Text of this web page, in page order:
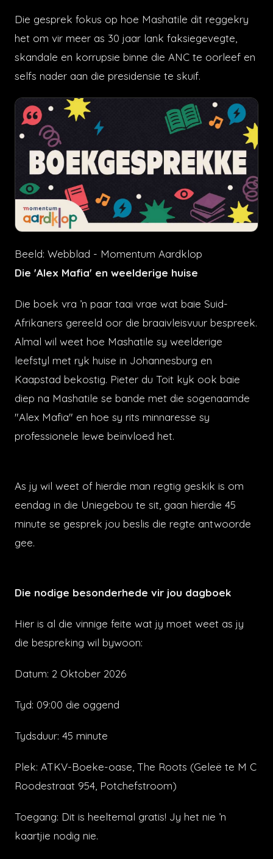
Die gesprek fokus op hoe Mashatile dit reggekry
het om vir meer as 30 jaar lank faksiegevegte,
skandale en korrupsie binne die ANC te oorleef en
selfs nader aan die presidensie te skuif.
Beeld: Webblad - Momentum Aardklop
Die 'Alex Mafia' en weelderige huise
Die boek vra ’n paar taai vrae wat baie Suid-
Afrikaners gereeld oor die braaivleisvuur bespreek.
Almal wil weet hoe Mashatile sy weelderige
leefstyl met ryk huise in Johannesburg en
Kaapstad bekostig. Pieter du Toit kyk ook baie
diep na Mashatile se bande met die sogenaamde
"Alex Mafia" en hoe sy rits minnaresse sy
professionele lewe beïnvloed het.
As jy wil weet of hierdie man regtig geskik is om
eendag in die Uniegebou te sit, gaan hierdie 45
minute se gesprek jou beslis die regte antwoorde
gee.
Die nodige besonderhede vir jou dagboek
Hier is al die vinnige feite wat jy moet weet as jy
die bespreking wil bywoon:
Datum: 2 Oktober 2026
Tyd: 09:00 die oggend
Tydsduur: 45 minute
Plek: ATKV-Boeke-oase, The Roots (Geleë te M C
Roodestraat 954, Potchefstroom)
Toegang: Dit is heeltemal gratis! Jy het nie ’n
kaartjie nodig nie.